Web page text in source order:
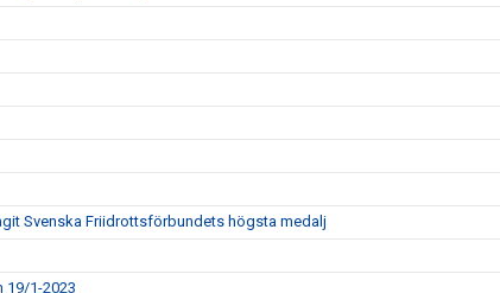
Svenska Friidrottsförbundets högsta medalj
19/1-2023